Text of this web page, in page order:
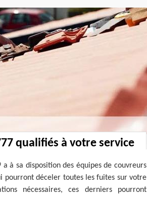
qualifiés à votre service
à sa disposition des équipes de couvreurs
pourront déceler toutes les fuites sur votre
nécessaires, ces derniers pourront